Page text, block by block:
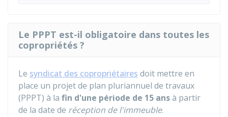
Le PPPT est-il obligatoire dans toutes les
copropriétés ?
Le syndicat des copropriétaires doit mettre en
place un projet de plan pluriannuel de travaux
(PPPT) à la fin d'une période de 15 ansà partir
de la date de réception de l'immeuble.